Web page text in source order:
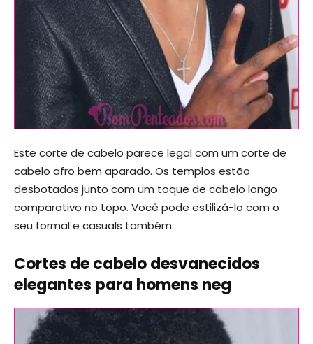
Este corte de cabelo parece legal com um corte de
cabelo afro bem aparado. Os templos estão
desbotados junto com um toque de cabelo longo
comparativo no topo. Você pode estilizá-lo com o
seu formal e casuals também.
Cortes de cabelo desvanecidos
elegantes para homens neg